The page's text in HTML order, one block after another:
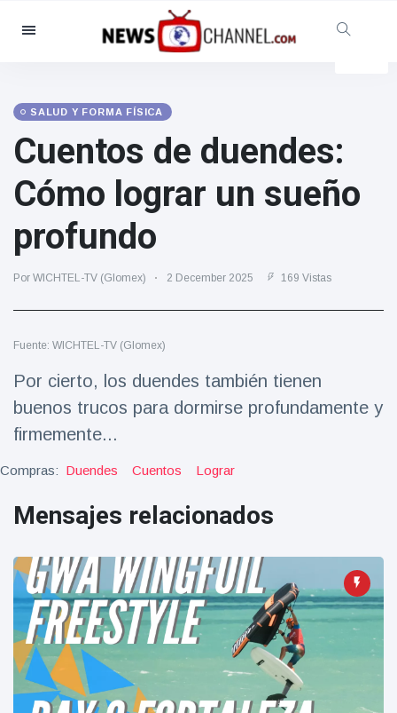
Categorías
Social y Diversión
(155)
Cine y TV
(81)
Celebridades
(13938)
Moda y Belleza
Comida y bebida
Estilo de vida y Docu-
(121)
Salud y forma física
(73)
Viajes y Aventura
Últimas noticias
SKAI News
in English |
07/10/2025
7 October
9000 Vistas
Halloween -
31 de
octubre!
8 May
Vistas
SALUD Y FORMA FÍSICA
Cuentos de duendes:
Cómo lograr un sueño
profundo
Por WICHTEL-TV (Glomex) 2 December 2025 169 Vistas
Fuente: WICHTEL-TV (Glomex)
Por cierto, los duendes también tienen
buenos trucos para dormirse profundamente y
firmemente...
Compras: Duendes Cuentos Lograr
Mensajes relacionados